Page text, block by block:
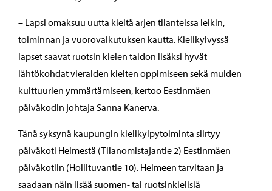
– Lapsi omaksuu uutta kieltä arjen tilanteissa leikin,
toiminnan ja vuorovaikutuksen kautta. Kielikylvyssä
lapset saavat ruotsin kielen taidon lisäksi hyvät
lähtökohdat vieraiden kielten oppimiseen sekä muiden
kulttuurien ymmärtämiseen, kertoo Eestinmäen
päiväkodin johtaja Sanna Kanerva.
Tänä syksynä kaupungin kielikylpytoiminta siirtyy
päiväkoti Helmestä (Tilanomistajantie 2) Eestinmäen
päiväkotiin (Hollituvantie 10). Helmeen tarvitaan ja
saadaan näin lisää suomen- tai ruotsinkielisiä